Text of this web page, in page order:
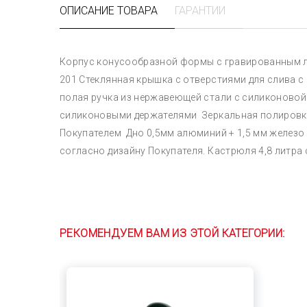
ОПИСАНИЕ ТОВАРА ГАРАНТИИ
Корпус конусообразной формы с гравированным
201 Стеклянная крышка с отверстиями для слива
полая ручка из нержавеющей стали с
силиконовыми держателями Зеркальная
Покупателем Дно 0,5мм алюминий + 1,5 мм
согласно дизайну Покупателя. Кастрюля 4,8
РЕКОМЕНДУЕМ ВАМ ИЗ ЭТОЙ КАТЕГОРИИ: